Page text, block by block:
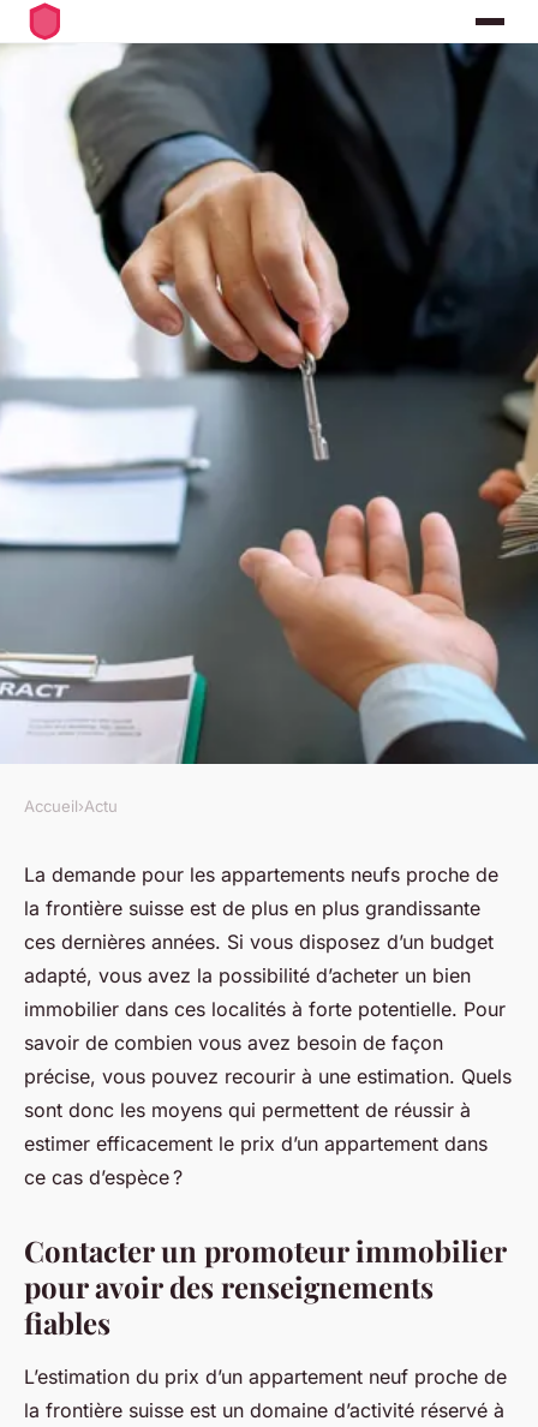
Comment estimer le prix d'un
appartement neuf proche de la
frontière suisse ?
jean•27 février 2024•2 min de lecture
Accueil›Actu
La demande pour les appartements neufs proche de
la frontière suisse est de plus en plus grandissante
ces dernières années. Si vous disposez d’un budget
adapté, vous avez la possibilité d’acheter un bien
immobilier dans ces localités à forte potentielle. Pour
savoir de combien vous avez besoin de façon
précise, vous pouvez recourir à une estimation. Quels
sont donc les moyens qui permettent de réussir à
estimer efficacement le prix d’un appartement dans
ce cas d’espèce ?
Contacter un promoteur immobilier
pour avoir des renseignements
fiables
L’estimation du prix d’un appartement neuf proche de
la frontière suisse est un domaine d’activité réservé à